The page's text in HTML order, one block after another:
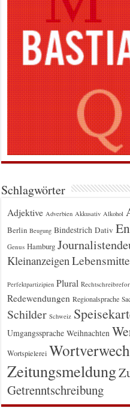
Schlagwörter
Adjektive Adverbien Akkusativ Alkohol
Berlin Beugung Bindestrich Dativ
Genus Hamburg
Kleinanzeigen
Perfektpartizipien Plural
Redewendungen Regionalsprache
Schilder Schweiz
Umgangssprache Weihnachten
Wortspielerei
Zeitungsmeldung
Getrenntschreibung